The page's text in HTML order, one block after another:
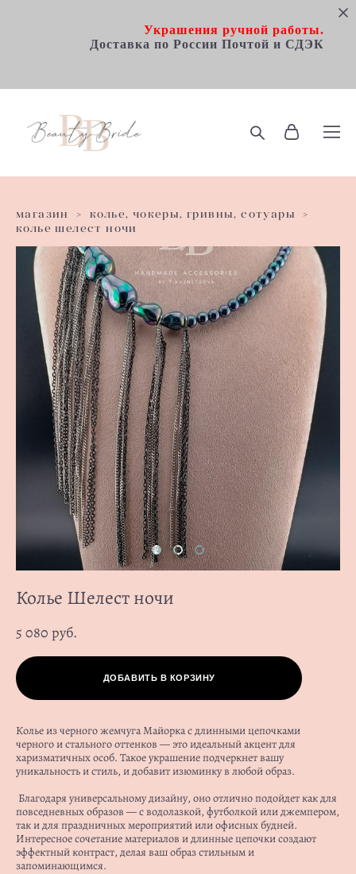
Украшения ручной работы.
Доставка по Росcии Почтой и СДЭК
магазин > колье, чокеры, гривны, сотуары
>
колье шелест ночи
Колье Шелест ночи
5 080 pуб.
ДОБАВИТЬ В КОРЗИНУ
Колье из черного жемчуга Майорка с длинными цепочками
черного и стального оттенков — это идеальный акцент для
харизматичных особ. Такое украшение подчеркнет вашу
уникальность и стиль, и добавит изюминку в любой образ.
Благодаря универсальному дизайну, оно отлично подойдет как для
повседневных образов — с водолазкой, футболкой или джемпером,
так и для праздничных мероприятий или офисных будней.
Интересное сочетание материалов и длинные цепочки создают
эффектный контраст, делая ваш образ стильным и
запоминающимся.